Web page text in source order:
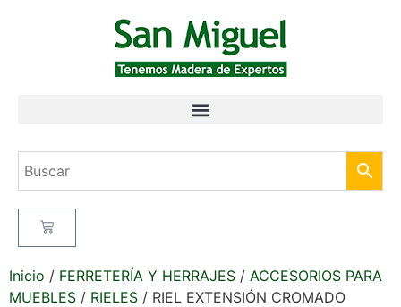
Inicio / FERRETERÍA Y HERRAJES / ACCESORIOS PARA
MUEBLES / RIELES / RIEL EXTENSIÓN CROMADO